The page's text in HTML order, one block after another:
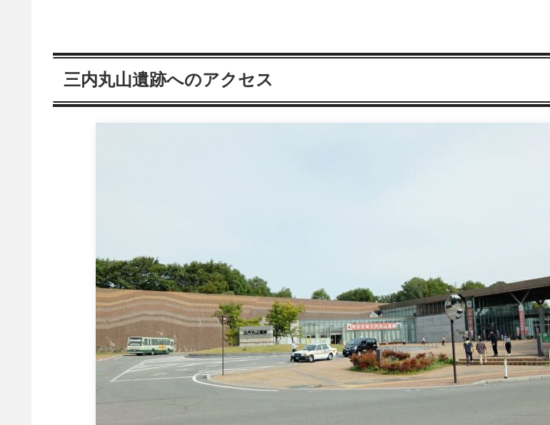
三内丸山遺跡へのアクセス